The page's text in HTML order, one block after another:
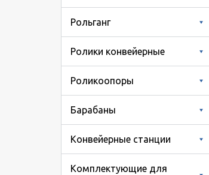
Рольганг
Ролики конвейерные
Роликоопоры
Барабаны
Конвейерные станции
Комплектующие для